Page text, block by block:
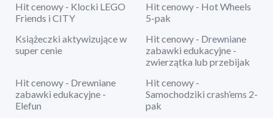
Hit cenowy - Klocki LEGO
Friends i CITY
Hit cenowy - Hot Wheels
5-pak
Książeczki aktywizujące w
super cenie
Hit cenowy - Drewniane
zabawki edukacyjne -
zwierzątka lub przebijak
Hit cenowy - Drewniane
zabawki edukacyjne -
Elefun
Hit cenowy -
Samochodziki crash’ems 2-
pak